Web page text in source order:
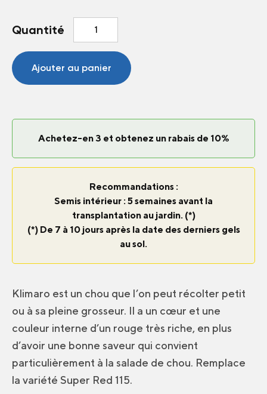
Quantité
quantité
Chou
d'hiver
Ajouter au panier
Achetez-en 3 et obtenez un rabais de 10%
Recommandations :
Semis intérieur : 5 semaines avant la
transplantation au jardin. (*)
(*) De 7 à 10 jours après la date des derniers gels
au sol.
Klimaro est un chou que l’on peut récolter petit
ou à sa pleine grosseur. Il a un cœur et une
couleur interne d’un rouge très riche, en plus
d’avoir une bonne saveur qui convient
particulièrement à la salade de chou. Remplace
la variété Super Red 115.